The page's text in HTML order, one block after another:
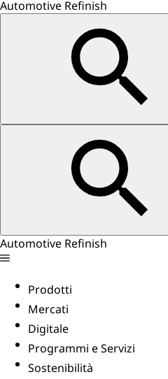
Automotive Refinish
Automotive Refinish
Prodotti
Mercati
Digitale
Programmi e Servizi
Sostenibilità